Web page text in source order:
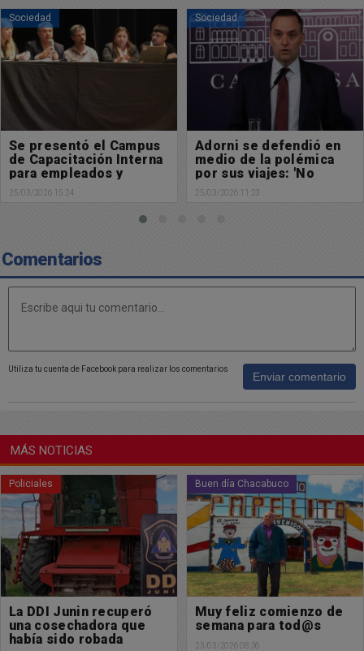
Sociedad
Se presentó el Campus
de Capacitación Interna
para empleados y
funcionarios
municipales
25/03/2026 15:24
Sociedad
Adorni se defendió en
medio de la polémica
por sus viajes: 'No
tengo nada que
esconder'
25/03/2026 11:23
Comentarios
Utiliza tu cuenta de Facebook para realizar los comentarios
Enviar comentario
MÁS NOTICIAS
Policiales
La DDI Junin recuperó
una cosechadora que
había sido robada
Buen día Chacabuco
Muy feliz comienzo de
semana para tod@s
23/03/2026 08:36